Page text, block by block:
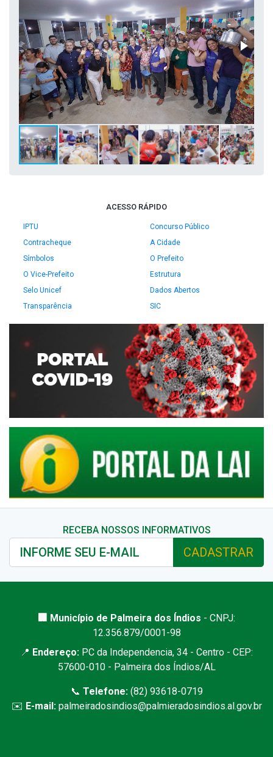
ACESSO RÁPIDO
IPTU
Concurso Público
Contracheque
A Cidade
Símbolos
O Prefeito
O Vice-Prefeito
Estrutura
Selo Unicef
Dados Abertos
Transparência
SIC
RECEBA NOSSOS INFORMATIVOS
CADASTRAR
🏢 Município de Palmeira dos Índios - CNPJ:
12.356.879/0001-98
📍 Endereço: PC da Independencia, 34 - Centro - CEP:
57600-010 - Palmeira dos Índios/AL
📞 Telefone:(82) 93618-0719
✉️ E-mail: palmeiradosindios@palmieradosindios.al.gov.br